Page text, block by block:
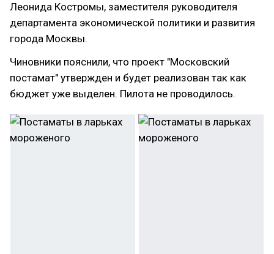
Леонида Костромы, заместителя руководителя
департамента экономической политики и развития
города Москвы.
Чиновники пояснили, что проект "Московский
постамат" утвержден и будет реализован так как
бюджет уже выделен. Пилота не проводилось.